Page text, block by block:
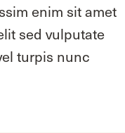
enim sit amet
sed vulputate
turpis nunc